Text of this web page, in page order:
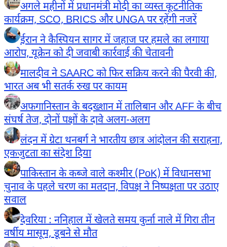
अगले महीनों में प्रधानमंत्री मोदी का व्यस्त कूटनीतिक
कार्यक्रम, SCO, BRICS और UNGA पर रहेंगी नजरें
ईरान ने कैस्पियन सागर में जहाज पर हमले का लगाया
आरोप, यूक्रेन को दी जवाबी कार्रवाई की चेतावनी
मालदीव ने SAARC को फिर सक्रिय करने की पैरवी की,
भारत अब भी सतर्क रुख पर कायम
अफगानिस्तान के बदख्शान में तालिबान और AFF के बीच
संघर्ष तेज, दोनों पक्षों के दावे अलग-अलग
लंदन में ग्रेटा थनबर्ग ने भारतीय छात्र आंदोलन की सराहना,
एकजुटता का संदेश दिया
पाकिस्तान के कब्जे वाले कश्मीर (PoK) में विधानसभा
चुनाव के पहले चरण का मतदान, विपक्ष ने निष्पक्षता पर उठाए
सवाल
देवरिया : ननिहाल में खेलते समय कुर्ना नाले में गिरा तीन
वर्षीय मासूम, डूबने से मौत